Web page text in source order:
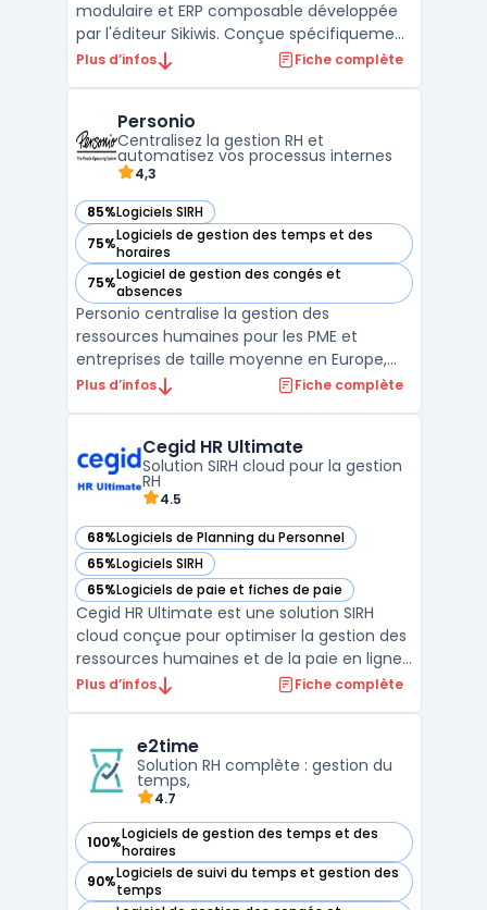
modulaire et ERP composable développée
par l'éditeur Sikiwis. Conçue spécifiquement
pour les petites et moyennes entreprises,
processus métier au sein d'une
architecture unifiée. ...
Plus d’infos Fiche complète
Personio
Centralisez la gestion RH et
automatisez vos processus internes
4,3
85%Logiciels SIRH
— voir Personio dans cette catégorie
75%Logiciels de gestion des temps et des
horaires
— voir Personio dans cette catégorie
75%Logiciel de gestion des congés et
absences
— voir Personio dans cette catégorie
Personio centralise la gestion des
ressources humaines pour les PME et
entreprises de taille moyenne en Europe,
facilitant le pilotage RH sur l’ensemble du
informations et à la multiplicité des outils
pour la paie, le ...
Plus d’infos Fiche complète
Cegid HR Ultimate
Solution SIRH cloud pour la gestion
RH
4.5
68%Logiciels de Planning du Personnel
— voir Cegid HR Ultimate dans cette catégorie
65%Logiciels SIRH
— voir Cegid HR Ultimate dans cette catégorie
65%Logiciels de paie et fiches de paie
— voir Cegid HR Ultimate dans cette catégorie
Cegid HR Ultimate est une solution SIRH
cloud conçue pour optimiser la gestion des
ressources humaines et de la paie en ligne.
Grâce à une interface intuitive et
processus RH, de la gestion des talents à la
production des ...
Plus d’infos Fiche complète
e2time
Solution RH complète : gestion du
temps,
4.7
100%Logiciels de gestion des temps et des
horaires
— voir e2time dans cette catégorie
90%Logiciels de suivi du temps et gestion des
temps
— voir e2time dans cette catégorie